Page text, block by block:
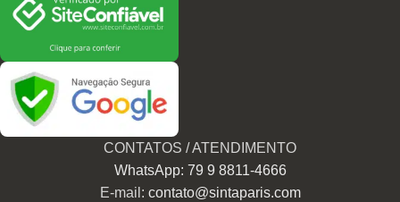
CONTATOS / ATENDIMENTO
WhatsApp: 79 9 8811-4666
E-mail: contato@sintaparis.com